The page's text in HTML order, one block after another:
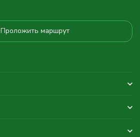
Проложить маршрут